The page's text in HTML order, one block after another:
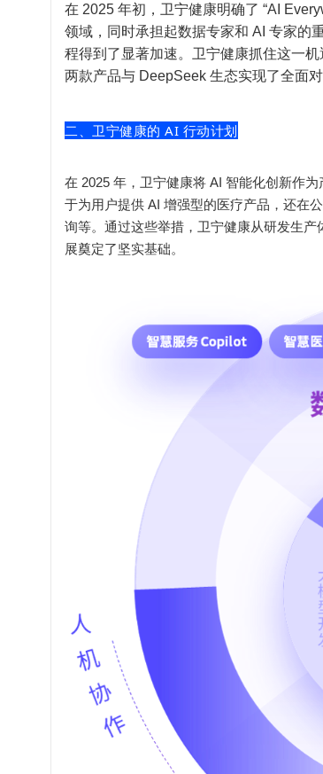
在 2025 年初，卫宁健康明确了 “AI
领域，同时承担起数据专家和 AI 专家的
程得到了显著加速。卫宁健康抓住这一
两款产品与 DeepSeek 生态实现了全面
二、卫宁健康的 AI 行动计划
在 2025 年，卫宁健康将 AI 智能化创新作
于为用户提供 AI 增强型的医疗产品，还在
询等。通过这些举措，卫宁健康从研发生
展奠定了坚实基础。